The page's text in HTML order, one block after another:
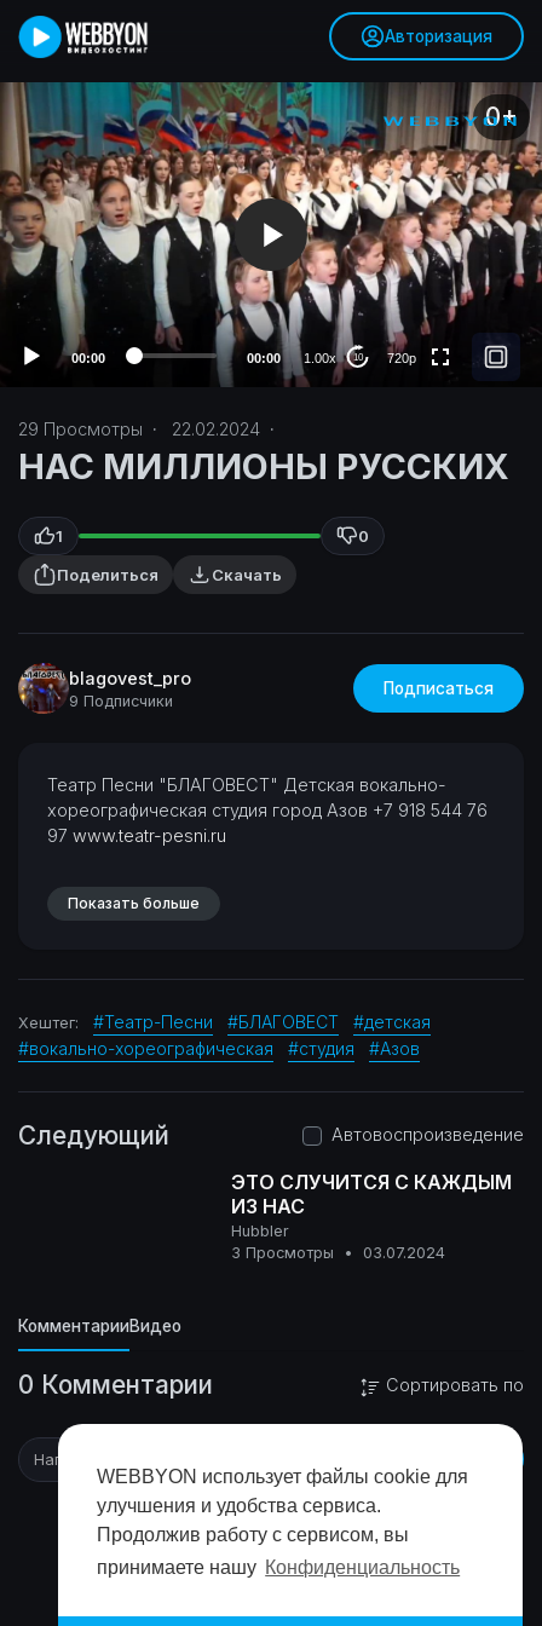
WEBBYON использует файлы cookie для
улучшения и удобства сервиса.
Продолжив работу с сервисом, вы
принимаете нашу Конфиденциальность
Авторизация
0+
e
o
P
a
00:00 00:00 1.00x 10 720p
720p
480p
360p
240p
29 Просмотры · 22.02.2024 ·
НАС МИЛЛИОНЫ РУССКИХ
1
0
Поделиться
Скачать
blagovest_pro
9 Подписчики
Подписаться
⁣Театр Песни "БЛАГОВЕСТ" Детская вокально-
хореографическая студия город Азов +7 918 544 76
97 www.teatr-pesni.ru
Показать больше
Хештег: #Театр-Песни #БЛАГОВЕСТ
#детская
#вокально-хореографическая
#студия #Азов
Следующий Автовоспроизведение
ЭТО СЛУЧИТСЯ С КАЖДЫМ
ИЗ НАС
Hubbler
3 Просмотры
• 03.07.2024
КомментарииВидео
0 Комментарии Сортировать по